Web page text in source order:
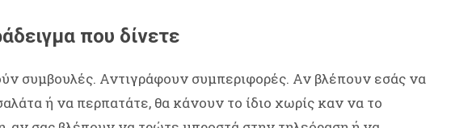
που δίνετε
συμβουλές. Αντιγράφουν συμπεριφορές. Αν βλέπουν εσάς να
ή να περπατάτε, θα κάνουν το ίδιο χωρίς καν να το